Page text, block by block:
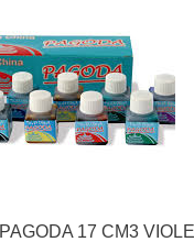
17 CM3